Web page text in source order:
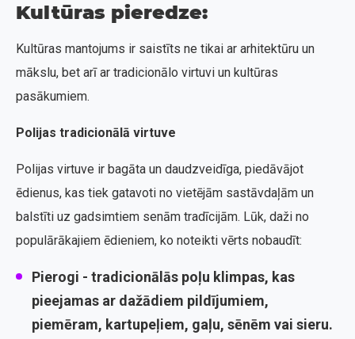
Kultūras pieredze:
Kultūras mantojums ir saistīts ne tikai ar arhitektūru un
mākslu, bet arī ar tradicionālo virtuvi un kultūras
pasākumiem.
Polijas tradicionālā virtuve
Polijas virtuve ir bagāta un daudzveidīga, piedāvājot
ēdienus, kas tiek gatavoti no vietējām sastāvdaļām un
balstīti uz gadsimtiem senām tradīcijām. Lūk, daži no
populārākajiem ēdieniem, ko noteikti vērts nobaudīt:
Pierogi - tradicionālās poļu klimpas, kas
pieejamas ar dažādiem pildījumiem,
piemēram, kartupeļiem, gaļu, sēnēm vai sieru.